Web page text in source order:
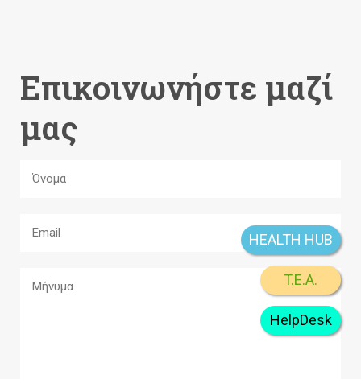
Επικοινωνήστε μαζί
μας
HelpDesk
T.E.A.
HEALTH HUB